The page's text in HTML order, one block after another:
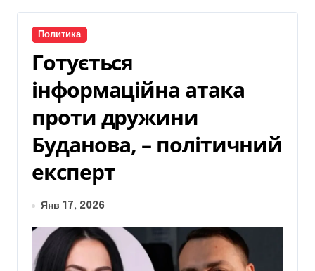
Политика
Готується
інформаційна атака
проти дружини
Буданова, – політичний
експерт
Янв 17, 2026